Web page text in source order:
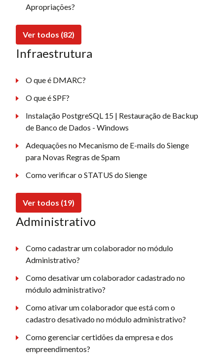
Apropriações?
Ver todos (82)
Infraestrutura
O que é DMARC?
O que é SPF?
Instalação PostgreSQL 15 | Restauração de Backup
de Banco de Dados - Windows
Adequações no Mecanismo de E-mails do Sienge
para Novas Regras de Spam
Como verificar o STATUS do Sienge
Ver todos (19)
Administrativo
Como cadastrar um colaborador no módulo
Administrativo?
Como desativar um colaborador cadastrado no
módulo administrativo?
Como ativar um colaborador que está com o
cadastro desativado no módulo administrativo?
Como gerenciar certidões da empresa e dos
empreendimentos?